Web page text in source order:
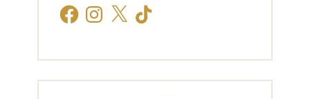
FacebookInstagram
X TikTok